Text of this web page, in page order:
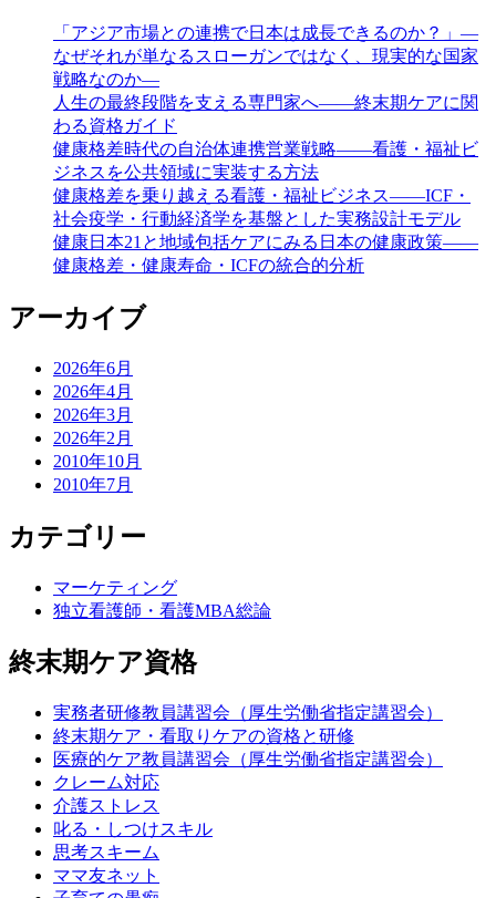
「アジア市場との連携で日本は成長できるのか？」―
なぜそれが単なるスローガンではなく、現実的な国家
戦略なのか―
人生の最終段階を支える専門家へ——終末期ケアに関
わる資格ガイド
健康格差時代の自治体連携営業戦略――看護・福祉ビ
ジネスを公共領域に実装する方法
健康格差を乗り越える看護・福祉ビジネス――ICF・
社会疫学・行動経済学を基盤とした実務設計モデル
健康日本21と地域包括ケアにみる日本の健康政策――
健康格差・健康寿命・ICFの統合的分析
アーカイブ
2026年6月
2026年4月
2026年3月
2026年2月
2010年10月
2010年7月
カテゴリー
マーケティング
独立看護師・看護MBA総論
終末期ケア資格
実務者研修教員講習会（厚生労働省指定講習会）
終末期ケア・看取りケアの資格と研修
医療的ケア教員講習会（厚生労働省指定講習会）
クレーム対応
介護ストレス
叱る・しつけスキル
思考スキーム
ママ友ネット